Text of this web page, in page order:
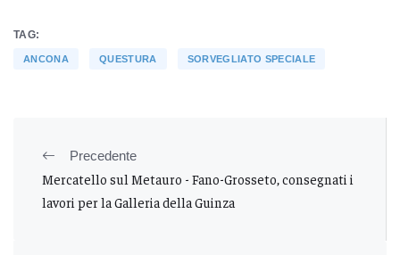
TAG:
ANCONA QUESTURA SORVEGLIATO SPECIALE
Precedente
Mercatello sul Metauro - Fano-Grosseto, consegnati i
lavori per la Galleria della Guinza